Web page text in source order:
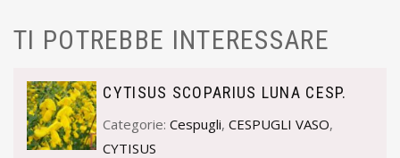
TI POTREBBE INTERESSARE
CYTISUS SCOPARIUS LUNA CESP.
Categorie:Cespugli,CESPUGLI VASO,
CYTISUS